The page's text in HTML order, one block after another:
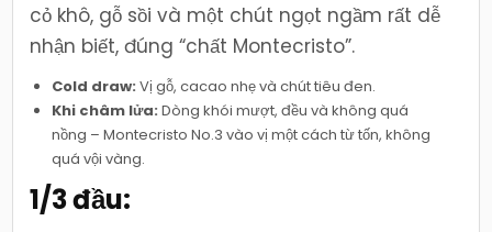
cỏ khô, gỗ sồi và một chút ngọt ngầm rất dễ
nhận biết, đúng “chất Montecristo”.
Cold draw: Vị gỗ, cacao nhẹ và chút tiêu đen.
Khi châm lửa: Dòng khói mượt, đều và không quá
nồng – Montecristo No.3 vào vị một cách từ tốn, không
quá vội vàng.
1/3 đầu: